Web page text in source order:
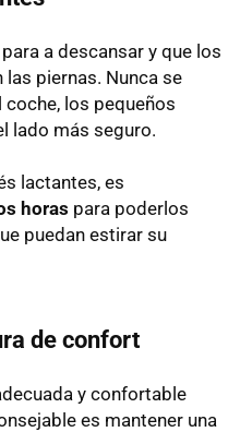
a descansar y que los
las piernas. Nunca se
coche, los pequeños
lado más seguro.
lactantes, es
horas para poderlos
puedan estirar su
de confort
y confortable
es mantener una